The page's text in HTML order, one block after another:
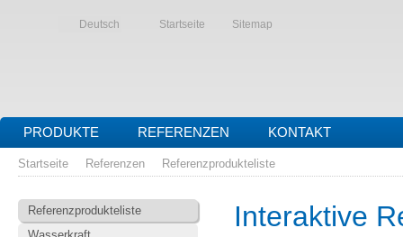
Deutsch Startseite Sitemap
PRODUKTE REFERENZEN KONTAKT
Startseite Referenzen Referenzprodukteliste
Referenzprodukteliste
Interaktive